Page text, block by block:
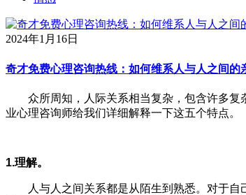
2024年1月16日
奇才免费心理咨询热线：如何维系人与人之间的
众所周知，人际关系相当复杂，包含许多复
业心理咨询师给我们详细解释一下这五个特点。
1.理解。
人与人之间关系都是从陌生到熟悉。对于自